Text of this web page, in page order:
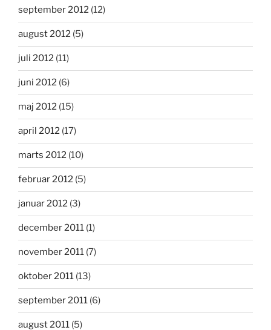
september 2012 (12)
august 2012 (5)
juli 2012 (11)
juni 2012 (6)
maj 2012 (15)
april 2012 (17)
marts 2012 (10)
februar 2012 (5)
januar 2012 (3)
december 2011 (1)
november 2011 (7)
oktober 2011 (13)
september 2011 (6)
august 2011 (5)